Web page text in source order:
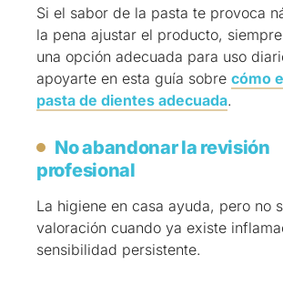
Si el sabor de la pasta te provoca
la pena ajustar el producto,
una opción adecuada para uso
apoyarte en esta guía sobre cómo
pasta de dientes adecuada.
No abandonar la revisión
profesional
La higiene en casa ayuda, pero no
valoración cuando ya existe
sensibilidad persistente.